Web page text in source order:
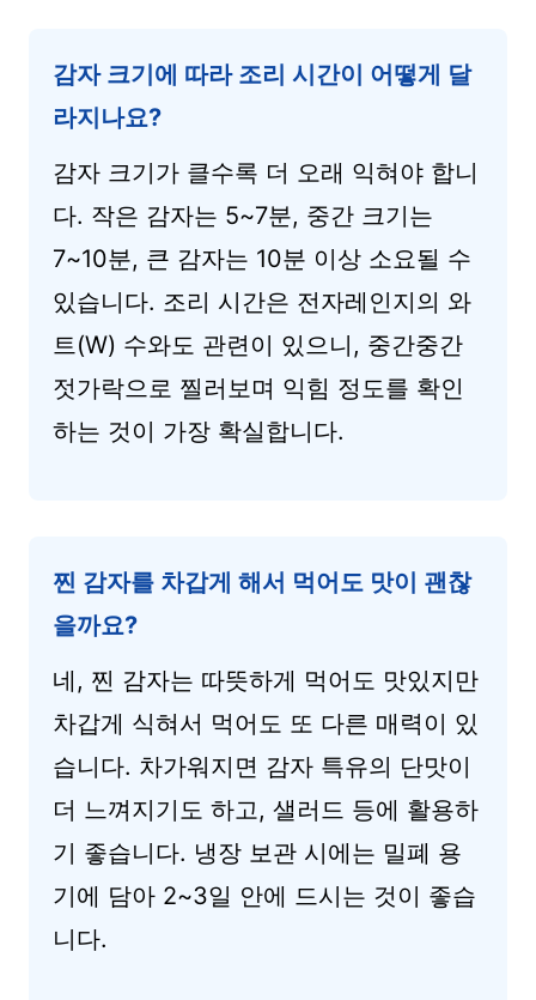
감자 크기에 따라 조리 시간이 어떻게 달
라지나요?
감자 크기가 클수록 더 오래 익혀야 합니
다. 작은 감자는 5~7분, 중간 크기는
7~10분, 큰 감자는 10분 이상 소요될 수
있습니다. 조리 시간은 전자레인지의 와
트(W) 수와도 관련이 있으니, 중간중간
젓가락으로 찔러보며 익힘 정도를 확인
하는 것이 가장 확실합니다.
찐 감자를 차갑게 해서 먹어도 맛이 괜찮
을까요?
네, 찐 감자는 따뜻하게 먹어도 맛있지만
차갑게 식혀서 먹어도 또 다른 매력이 있
습니다. 차가워지면 감자 특유의 단맛이
더 느껴지기도 하고, 샐러드 등에 활용하
기 좋습니다. 냉장 보관 시에는 밀폐 용
기에 담아 2~3일 안에 드시는 것이 좋습
니다.